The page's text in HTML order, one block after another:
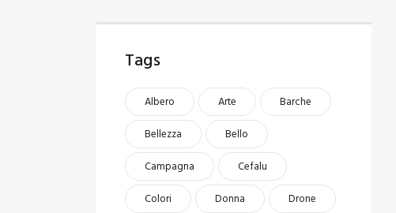
Tags
Albero Arte
Barche
Bellezza
Bello
Campagna
Cefalu
Colori
Donna
Drone